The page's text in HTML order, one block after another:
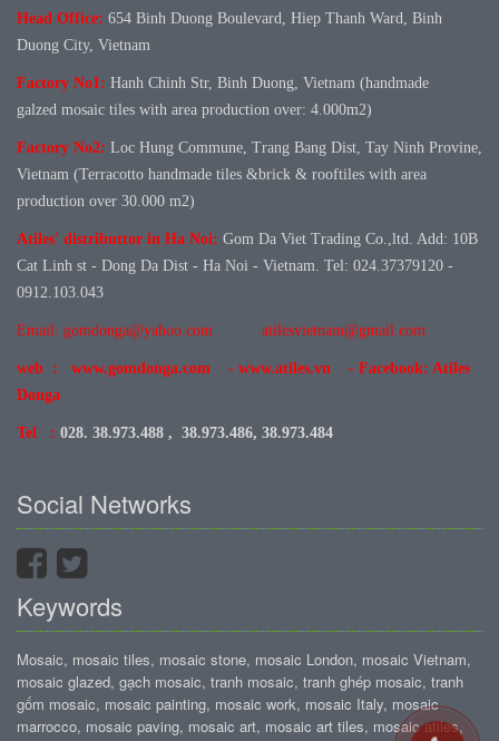
Head Office: 654 Binh Duong Boulevard, Hiep Thanh Ward, Binh
Duong City, Vietnam
Factory No1: Hanh Chinh Str, Binh Duong, Vietnam (handmade
galzed mosaic tiles with area production over: 4.000m2)
Factory No2: Loc Hung Commune, Trang Bang Dist, Tay Ninh Provine,
Vietnam (Terracotto handmade tiles &brick & rooftiles with area
production over 30.000 m2)
Atiles' distributtor in Ha Noi: Gom Da Viet Trading Co.,ltd. Add: 10B
Cat Linh st - Dong Da Dist - Ha Noi - Vietnam. Tel: 024.37379120 -
0912.103.043
Email: gomdonga@yahoo.com atilesvietnam@gmail.com
web : www.gomdonga.com - www.atiles.vn - Facebook: Atiles
Donga
Tel : 028. 38.973.488 , 38.973.486, 38.973.484
Social Networks
Keywords
Mosaic, mosaic tiles, mosaic stone, mosaic London, mosaic Vietnam,
mosaic glazed, gạch mosaic, tranh mosaic, tranh ghép mosaic, tranh
gốm mosaic, mosaic painting, mosaic work, mosaic Italy, mosaic
marrocco, mosaic paving, mosaic art, mosaic art tiles, mosaic atiles,